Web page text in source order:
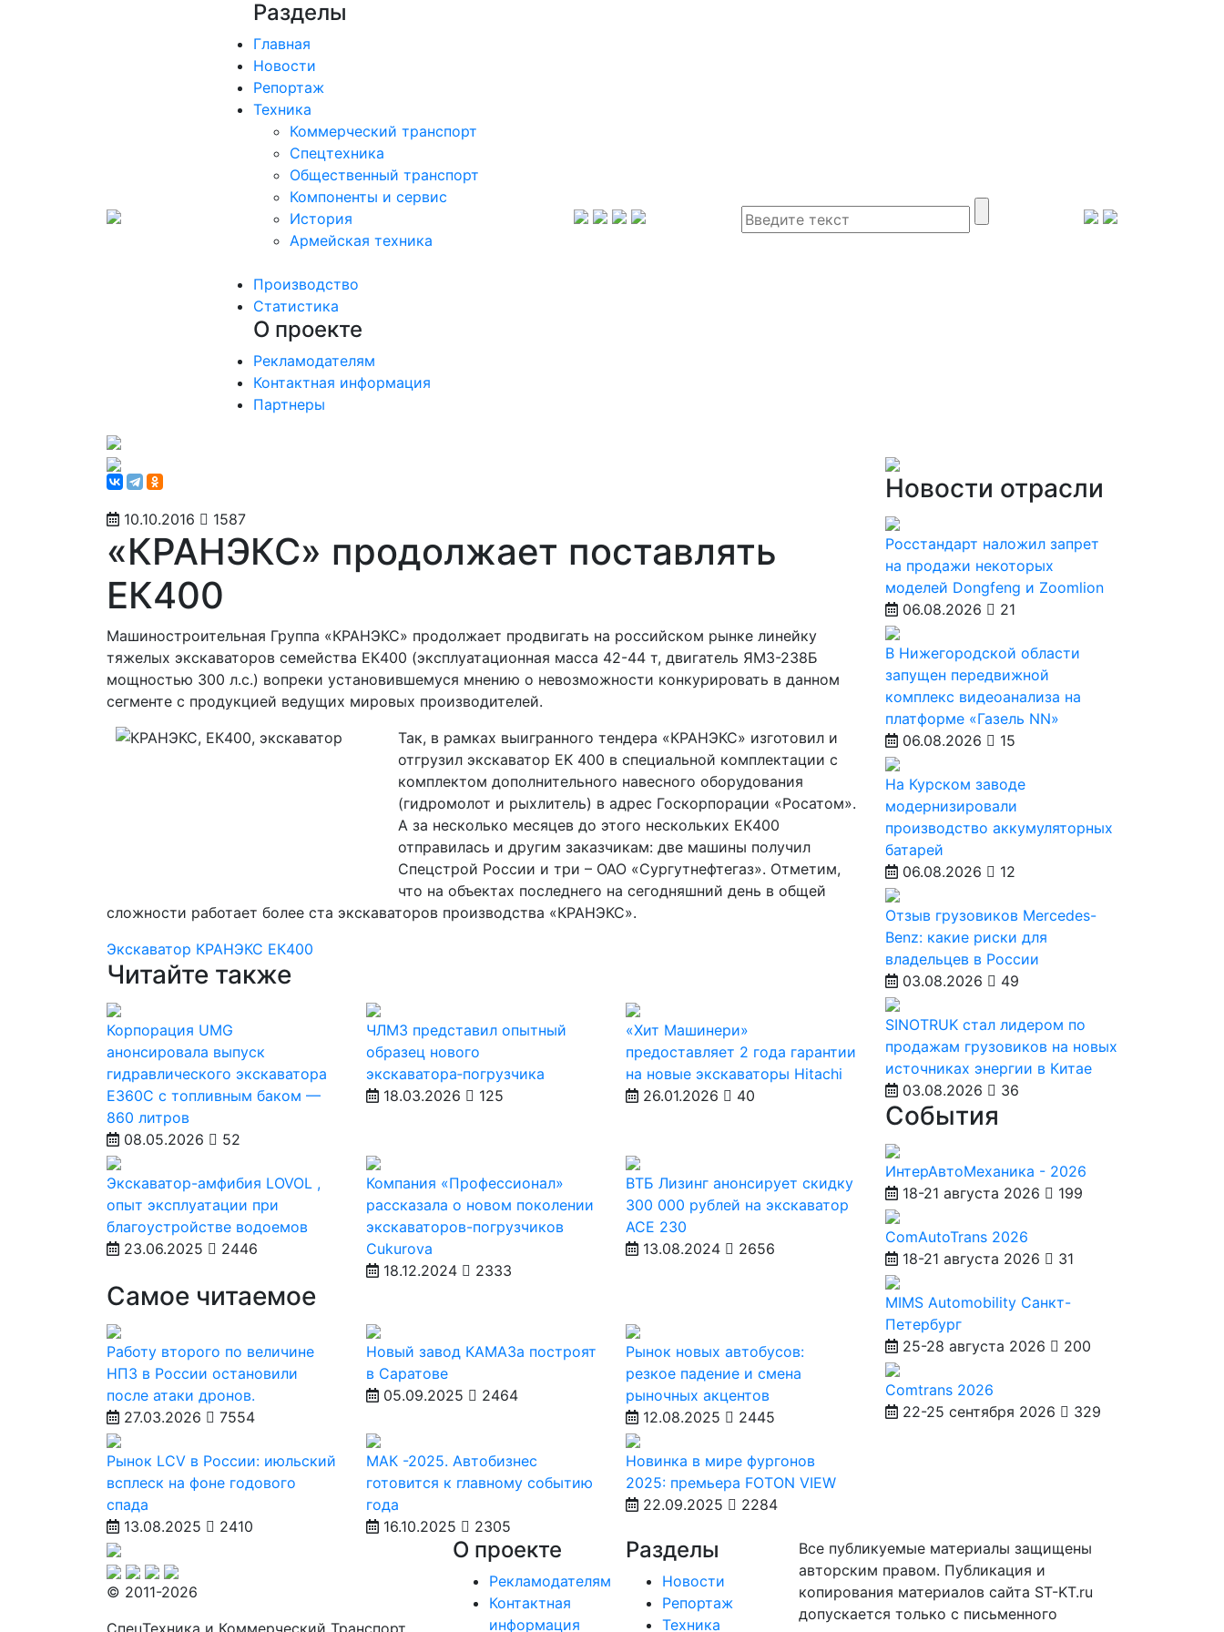
Разделы
Главная
Новости
Репортаж
Техника
Коммерческий транспорт
Спецтехника
Общественный транспорт
Компоненты и сервис
История
Армейская техника
Производство
Статистика
О проекте
Рекламодателям
Контактная информация
Партнеры
10.10.2016 1587
«КРАНЭКС» продолжает поставлять
ЕК400
Машиностроительная Группа «КРАНЭКС» продолжает продвигать на российском рынке линейку
тяжелых экскаваторов семейства ЕК400 (эксплуатационная масса 42-44 т, двигатель ЯМЗ-238Б
мощностью 300 л.с.) вопреки установившемуся мнению о невозможности конкурировать в данном
сегменте с продукцией ведущих мировых производителей.
Так, в рамках выигранного тендера «КРАНЭКС» изготовил и
отгрузил экскаватор EK 400 в специальной комплектации с
комплектом дополнительного навесного оборудования
(гидромолот и рыхлитель) в адрес Госкорпорации «Росатом».
А за несколько месяцев до этого нескольких ЕК400
отправилась и другим заказчикам: две машины получил
Спецстрой России и три – ОАО «Сургутнефтегаз». Отметим,
что на объектах последнего на сегодняшний день в общей
сложности работает более ста экскаваторов производства «КРАНЭКС».
Экскаватор КРАНЭКС ЕК400
Читайте также
Корпорация UMG
анонсировала выпуск
гидравлического экскаватора
Е360С с топливным баком —
860 литров
08.05.2026
52
ЧЛМЗ представил опытный
образец нового
экскаватора‑погрузчика
18.03.2026
125
«Хит Машинери»
предоставляет 2 года гарантии
на новые экскаваторы Hitachi
26.01.2026
40
Экскаватор-амфибия LOVOL ,
опыт эксплуатации при
благоустройстве водоемов
23.06.2025
2446
Компания «Профессионал»
рассказала о новом поколении
экскаваторов-погрузчиков
Cukurova
18.12.2024
2333
ВТБ Лизинг анонсирует скидку
300 000 рублей на экскаватор
ACE 230
13.08.2024
2656
Самое читаемое
Работу второго по величине
НПЗ в России остановили
после атаки дронов.
27.03.2026
7554
Новый завод КАМАЗа построят
в Саратове
05.09.2025
2464
Рынок новых автобусов:
резкое падение и смена
рыночных акцентов
12.08.2025
2445
Рынок LCV в России: июльский
всплеск на фоне годового
спада
13.08.2025
2410
МАК -2025. Автобизнес
готовится к главному событию
года
16.10.2025
2305
Новинка в мире фургонов
2025: премьера FOTON VIEW
22.09.2025
2284
Новости отрасли
Росстандарт наложил запрет
на продажи некоторых
моделей Dongfeng и Zoomlion
06.08.2026
21
В Нижегородской области
запущен передвижной
комплекс видеоанализа на
платформе «Газель NN»
06.08.2026
15
На Курском заводе
модернизировали
производство аккумуляторных
батарей
06.08.2026
12
Отзыв грузовиков Mercedes-
Benz: какие риски для
владельцев в России
03.08.2026
49
SINOTRUK стал лидером по
продажам грузовиков на новых
источниках энергии в Китае
03.08.2026
36
События
ИнтерАвтоМеханика - 2026
18-21 августа 2026
199
ComAutoTrans 2026
18-21 августа 2026
31
MIMS Automobility Санкт-
Петербург
25-28 августа 2026
200
Comtrans 2026
22-25 сентября 2026
329
© 2011-2026
СпецТехника и Коммерческий Транспорт
О проекте
Рекламодателям
Контактная
информация
Разделы
Новости
Репортаж
Техника
Все публикуемые материалы защищены
авторским правом. Публикация и
копирования материалов сайта ST-KT.ru
допускается только с письменного